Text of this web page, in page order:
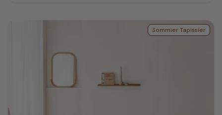
Sommier Tapissier